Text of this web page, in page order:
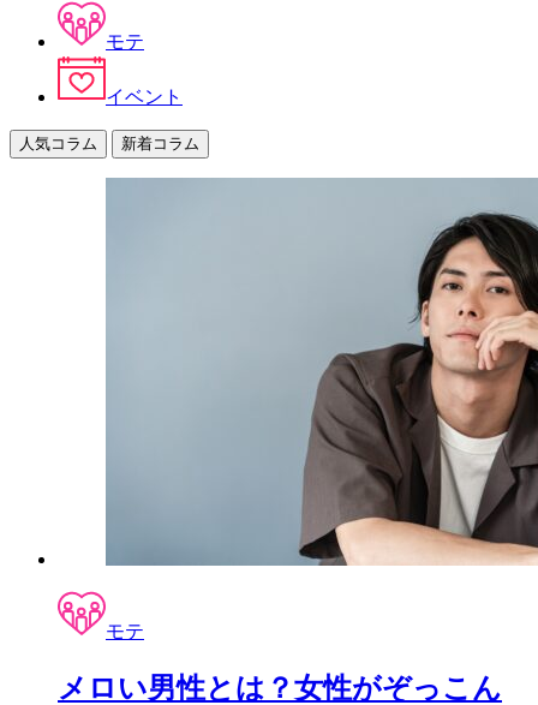
モテ
イベント
人気コラム 新着コラム
モテ
メロい男性とは？女性がぞっこん